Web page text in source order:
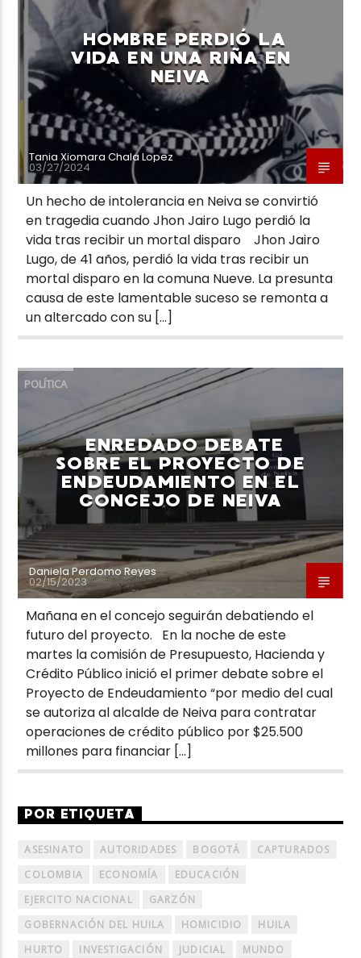
Neiva Estereo
HOMBRE PERDIÓ LA
VIDA EN UNA RIÑA EN
NEIVA
Tania Xiomara Chala Lopez
03/27/2024
Un hecho de intolerancia en Neiva se convirtió
en tragedia cuando Jhon Jairo Lugo perdió la
vida tras recibir un mortal disparo Jhon Jairo
Lugo, de 41 años, perdió la vida tras recibir un
mortal disparo en la comuna Nueve. La presunta
causa de este lamentable suceso se remonta a
un altercado con su […]
POLÍTICA
ENREDADO DEBATE
SOBRE EL PROYECTO DE
ENDEUDAMIENTO EN EL
CONCEJO DE NEIVA
Daniela Perdomo Reyes
02/15/2023
Mañana en el concejo seguirán debatiendo el
futuro del proyecto. En la noche de este
martes la comisión de Presupuesto, Hacienda y
Crédito Público inició el primer debate sobre el
Proyecto de Endeudamiento “por medio del cual
se autoriza al alcalde de Neiva para contratar
operaciones de crédito público por $25.500
millones para financiar […]
POR ETIQUETA
ASESINATO AUTORIDADES BOGOTÁ
CAPTURADOS
COLOMBIA
ECONOMÍA
EDUCACIÓN
EJERCITO NACIONAL
GARZÓN
GOBERNACIÓN DEL HUILA
HOMICIDIO
HUILA
HURTO
INVESTIGACIÓN JUDICIAL
MUNDO